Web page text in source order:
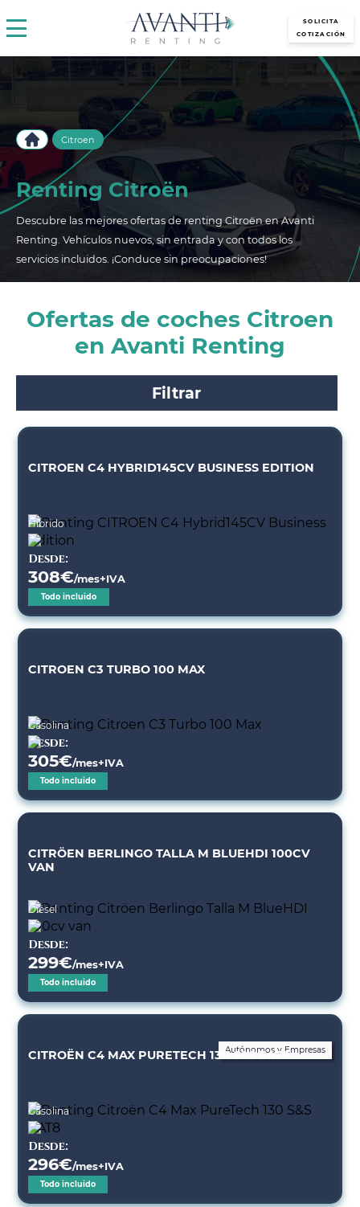
SOLICITA
COTIZACIÓN
Citroen
Renting Citroën
Descubre las mejores ofertas de renting Citroën en Avanti
Renting. Vehículos nuevos, sin entrada y con todos los
servicios incluidos. ¡Conduce sin preocupaciones!
Ofertas de coches Citroen
en Avanti Renting
Filtrar
CITROEN C4 HYBRID145CV BUSINESS EDITION
Híbrido
Desde:
308€/mes+IVA
Todo incluido
CITROEN C3 TURBO 100 MAX
Gasolina
Desde:
305€/mes+IVA
Todo incluido
CITRÖEN BERLINGO TALLA M BLUEHDI 100CV
VAN
Diésel
Autónomos y Empresas
Desde:
299€/mes+IVA
Todo incluido
CITROËN C4 MAX PURETECH 130 S&S EAT8
Gasolina
Desde:
296€/mes+IVA
Todo incluido